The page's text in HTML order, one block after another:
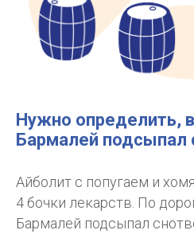
Нужно определить,
Бармалей подсыпал
Айболит с попугаем и
4 бочки лекарств. По
Бармалей подсыпал